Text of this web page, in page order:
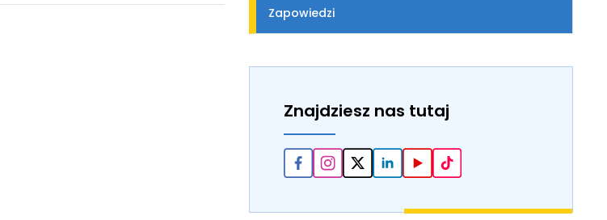
Zapowiedzi
Znajdziesz nas tutaj